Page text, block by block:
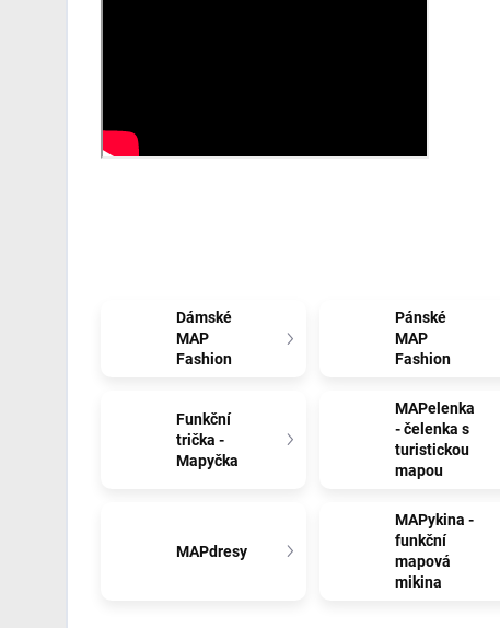
Dámské
MAP
Fashion
Pánské
MAP
Fashion
Funkční
trička -
Mapyčka
MAPelenka
- čelenka s
turistickou
mapou
MAPdresy
MAPykina -
funkční
mapová
mikina